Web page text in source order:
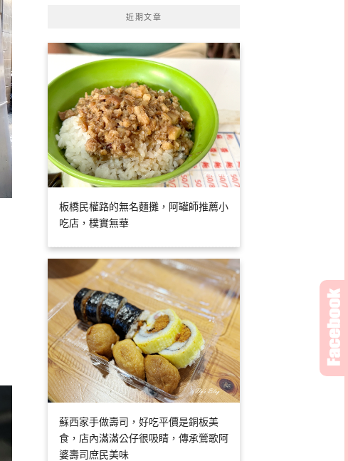
近期文章
板橋民權路的無名麵攤，阿罐師推薦小
吃店，樸實無華
蘇西家手做壽司，好吃平價是銅板美
食，店內滿滿公仔很吸睛，傳承鶯歌阿
婆壽司庶民美味